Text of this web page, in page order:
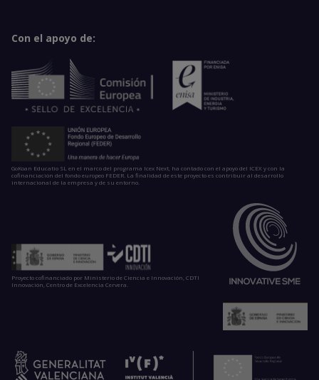
Con el apoyo de:
GoKoan Educatio SL en el marco del programa Icex Next, ha contado con el apoyo del ICEX y con la
cofinanciación del fondo europeo FEDER. La finalidad de este proyecto es contribuir al desarrollo
internacional de la empresa y de su entorno.
Proyecto cofinanciado por Ministerio de Ciencia e Innovación, CDTI
Innovación, Centro de Excelencia Cervera.